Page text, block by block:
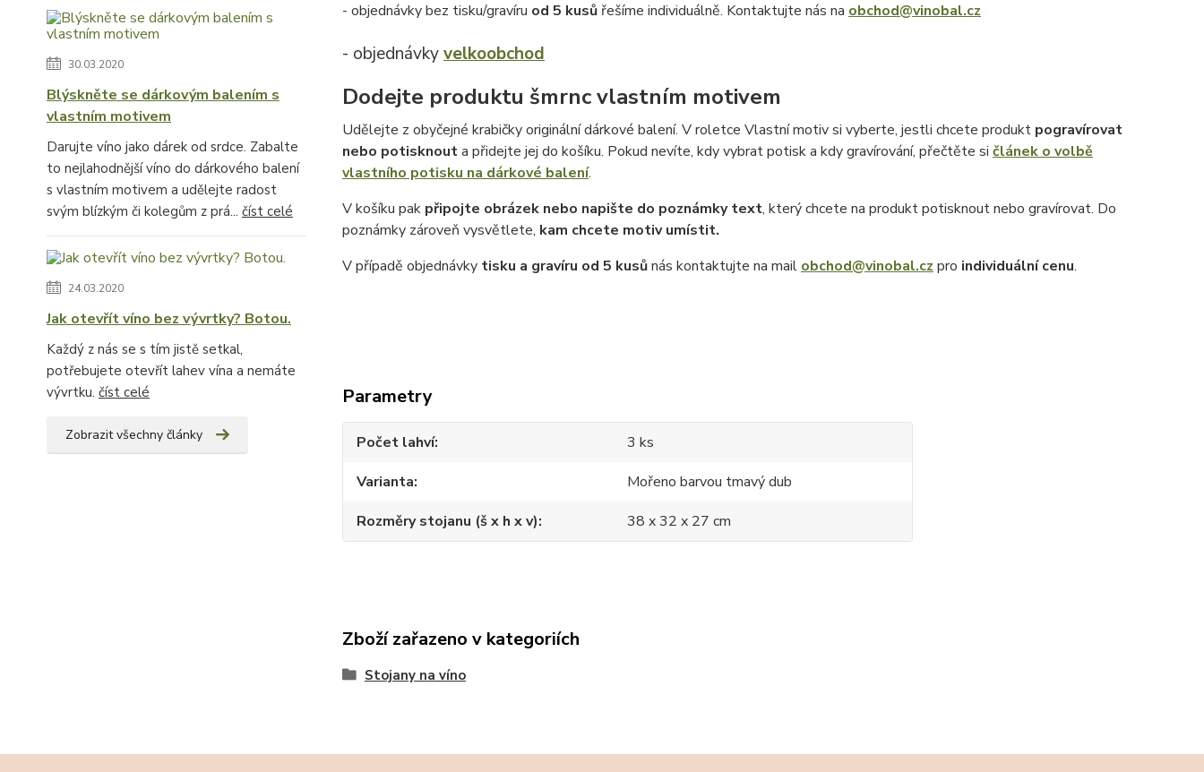
30.03.2020
Blýskněte se dárkovým balením s
vlastním motivem
Darujte víno jako dárek od srdce. Zabalte
to nejlahodnější víno do dárkového balení
s vlastním motivem a udělejte radost
svým blízkým či kolegům z prá... číst celé
24.03.2020
Jak otevřít víno bez vývrtky? Botou.
Každý z nás se s tím jistě setkal,
potřebujete otevřít lahev vína a nemáte
vývrtku. číst celé
Zobrazit všechny články
- objednávky bez tisku/gravíru od 5 kusůřešíme individuálně. Kontaktujte nás na obchod@vinobal.cz
- objednávkyvelkoobchod
Dodejte produktu šmrnc vlastním motivem
Udělejte z obyčejné krabičky originální dárkové balení. V roletce Vlastní motiv si vyberte, jestli chcete produkt pogravírovat
nebo potisknouta přidejte jej do košíku. Pokud nevíte, kdy vybrat potisk a kdy gravírování, přečtěte si článek o volbě
vlastního potisku na dárkové balení.
V košíku pak připojte obrázek nebo napište do poznámky text, který chcete na produkt potisknout nebo gravírovat. Do
poznámky zároveň vysvětlete, kam chcete motiv umístit.
V případě objednávky tisku a gravíru od 5 kusůnás kontaktujte na mail obchod@vinobal.cz pro individuální cenu.
Parametry
Počet lahví
3 ks
Varianta
Mořeno barvou tmavý dub
Rozměry stojanu (š x h x v)
38 x 32 x 27 cm
Zboží zařazeno v kategoriích
Stojany na víno